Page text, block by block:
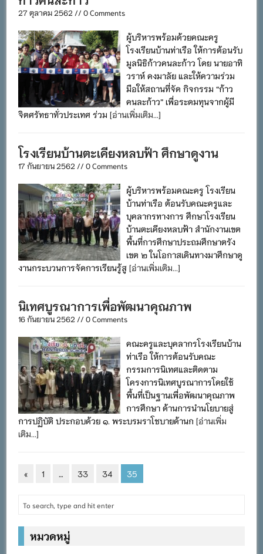
27 ตุลาคม 2562 // 0 Comments
ผู้บริหารพร้อมด้วยคณะครู
โรงเรียนบ้านท่าเรือ ให้การต้อนรับ
มูลนิธิก้าวคนละก้าว โดย นายอาทิ
วราห์ คงมาลัย และให้ความร่วม
มือให้สถานที่จัด กิจกรรม “ก้าว
คนละก้าว” เพื่อระดมทุนจากผู้มี
จิตศรัทธาทั่วประเทศ ร่วม[อ่านเพิ่มเติม...]
โรงเรียนบ้านตะเคียงหลบฟ้า ศึกษาดูงาน
17 กันยายน 2562 // 0 Comments
ผู้บริหารพร้อมคณะครู โรงเรียน
บ้านท่าเรือ ต้อนรับคณะครูและ
บุคลากรทางการ ศึกษาโรงเรียน
บ้านตะเคียงหลบฟ้า สำนักงานเขต
พื้นที่การศึกษาประถมศึกษาตรัง
เขต ๒ ในโอกาสเดินทางมาศึกษาดู
งานกระบวนการจัดการเรียนรู้สู[อ่านเพิ่มเติม...]
นิเทศบูรณาการเพื่อพัฒนาคุณภาพ
16 กันยายน 2562 // 0 Comments
คณะครูและบุคลากรโรงเรียนบ้าน
ท่าเรือ ให้การต้อนรับคณะ
กรรมการนิเทศและติดตาม
โครงการนิเทศบูรณาการโดยใช้
พื้นที่เป็นฐานเพื่อพัฒนาคุณภาพ
การศึกษา ด้านการนำนโยบายสู่
การปฏิบัติ ประกอบด้วย ๑. พระบรมราโชบายด้านก[อ่านเพิ่ม
เติม...]
« 1 … 33 34 35
หมวดหมู่